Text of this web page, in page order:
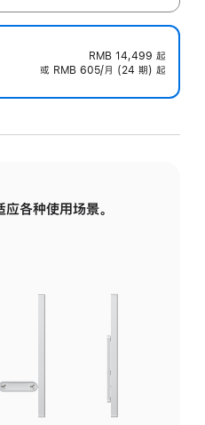
RMB 14,499 起
或 RMB 605/月 (24 期) 起
应各种使用场景。